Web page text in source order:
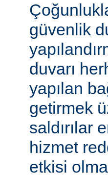
güvenlik
duvarı
yapılan
getirmek
saldırılar
hizmet
etkisi